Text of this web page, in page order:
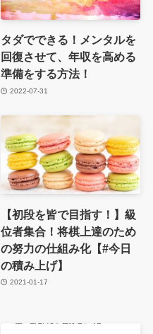
タダでできる！メンタルを
回復させて、年収を高める
準備をする方法！
2022-07-31
【初段を皆で目指す！】級
位者集合！将棋上達のため
の努力の仕組み化【#今日
の積み上げ】
2021-01-17